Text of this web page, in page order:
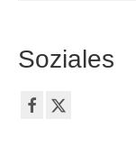
Soziales